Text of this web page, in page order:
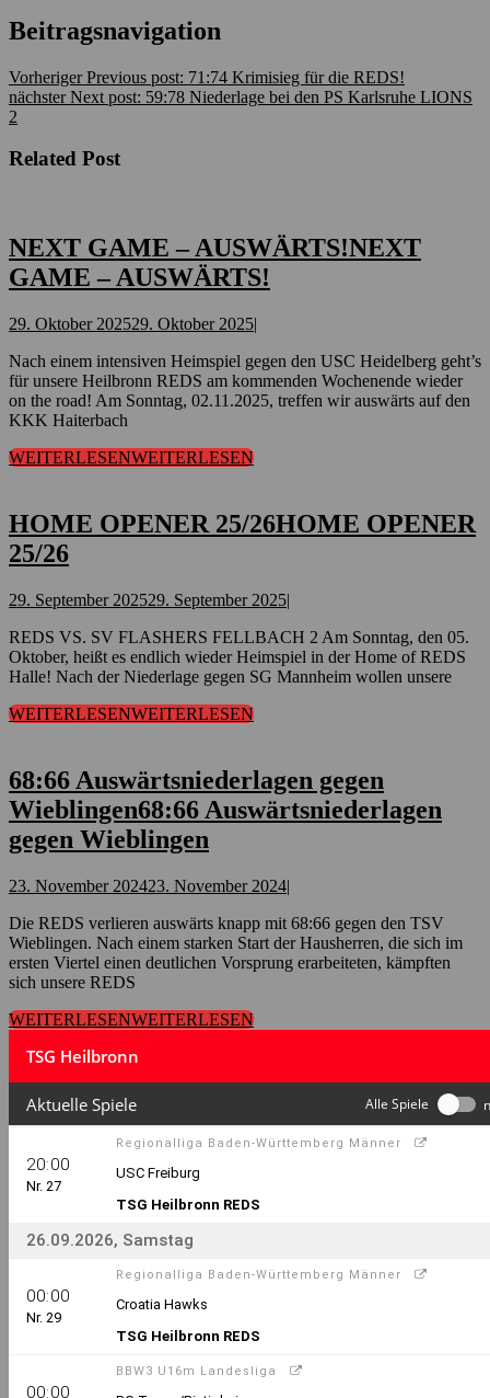
Beitragsnavigation
Vorheriger Previous post: 71:74 Krimisieg für die REDS!
nächster Next post: 59:78 Niederlage bei den PS Karlsruhe LIONS
2
Related Post
NEXT GAME – AUSWÄRTS!NEXT
GAME – AUSWÄRTS!
29. Oktober 202529. Oktober 2025|
Nach einem intensiven Heimspiel gegen den USC Heidelberg geht’s
für unsere Heilbronn REDS am kommenden Wochenende wieder
on the road! Am Sonntag, 02.11.2025, treffen wir auswärts auf den
KKK Haiterbach
WEITERLESENWEITERLESEN
HOME OPENER 25/26HOME OPENER
25/26
29. September 202529. September 2025|
REDS VS. SV FLASHERS FELLBACH 2 Am Sonntag, den 05.
Oktober, heißt es endlich wieder Heimspiel in der Home of REDS
Halle! Nach der Niederlage gegen SG Mannheim wollen unsere
WEITERLESENWEITERLESEN
68:66 Auswärtsniederlagen gegen
Wieblingen68:66 Auswärtsniederlagen
gegen Wieblingen
23. November 202423. November 2024|
Die REDS verlieren auswärts knapp mit 68:66 gegen den TSV
Wieblingen. Nach einem starken Start der Hausherren, die sich im
ersten Viertel einen deutlichen Vorsprung erarbeiteten, kämpften
sich unsere REDS
WEITERLESENWEITERLESEN